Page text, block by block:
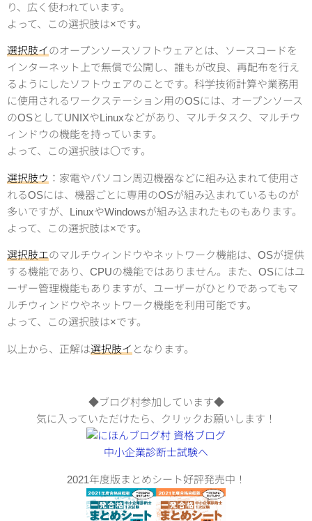
り、広く使われています。
よって、この選択肢は×です。
選択肢イのオープンソースソフトウェアとは、ソースコードを
インターネット上で無償で公開し、誰もが改良、再配布を行え
るようにしたソフトウェアのことです。科学技術計算や業務用
に使用されるワークステーション用のOSには、オープンソース
のOSとしてUNIXやLinuxなどがあり、マルチタスク、マルチウ
ィンドウの機能を持っています。
よって、この選択肢は〇です。
選択肢ウ ：家電やパソコン周辺機器などに組み込まれて使用さ
れるOSには、機器ごとに専用のOSが組み込まれているものが
多いですが、LinuxやWindowsが組み込まれたものもあります。
よって、この選択肢は×です。
選択肢エのマルチウィンドウやネットワーク機能は、OSが提供
する機能であり、CPUの機能ではありません。また、OSにはユ
ーザー管理機能もありますが、ユーザーがひとりであってもマ
ルチウィンドウやネットワーク機能を利用可能です。
よって、この選択肢は×です。
以上から、正解は選択肢イ となります。
◆ブログ村参加しています◆
気に入っていただけたら、クリックお願いします！
2021年度版まとめシート好評発売中！